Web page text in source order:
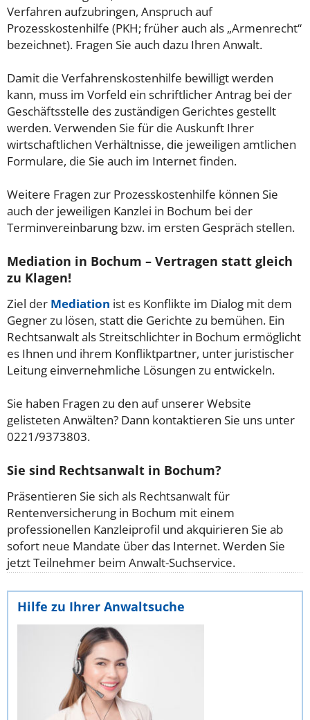
Verfahren aufzubringen, Anspruch auf
Prozesskostenhilfe (PKH; früher auch als „Armenrecht“
bezeichnet). Fragen Sie auch dazu Ihren Anwalt.
Damit die Verfahrenskostenhilfe bewilligt werden
kann, muss im Vorfeld ein schriftlicher Antrag bei der
Geschäftsstelle des zuständigen Gerichtes gestellt
werden. Verwenden Sie für die Auskunft Ihrer
wirtschaftlichen Verhältnisse, die jeweiligen amtlichen
Formulare, die Sie auch im Internet finden.
Weitere Fragen zur Prozesskostenhilfe können Sie
auch der jeweiligen Kanzlei in Bochum bei der
Terminvereinbarung bzw. im ersten Gespräch stellen.
Mediation in Bochum – Vertragen statt gleich
zu Klagen!
Ziel der Mediation ist es Konflikte im Dialog mit dem
Gegner zu lösen, statt die Gerichte zu bemühen. Ein
Rechtsanwalt als Streitschlichter in Bochum ermöglicht
es Ihnen und ihrem Konfliktpartner, unter juristischer
Leitung einvernehmliche Lösungen zu entwickeln.
Sie haben Fragen zu den auf unserer Website
gelisteten Anwälten? Dann kontaktieren Sie uns unter
0221/9373803.
Sie sind Rechtsanwalt in Bochum?
Präsentieren Sie sich als Rechtsanwalt für
Rentenversicherung in Bochum mit einem
professionellen Kanzleiprofil und akquirieren Sie ab
sofort neue Mandate über das Internet. Werden Sie
jetzt Teilnehmer beim Anwalt-Suchservice.
Hilfe zu Ihrer Anwaltsuche